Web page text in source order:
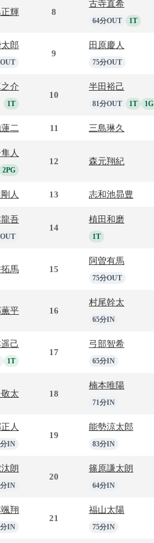
輝 8
古寺直希
64分OUT 1T
郎
9
田原慶人
75分OUT
介
1T
10
半田裕己
81分OUT 1T 1G
二 11 三島琳久
人
2PG
12 森元翔紀
人 13 志和池昴豊
吾
14
植田和磨
1T
馬 15
阿曽有馬
75分OUT
平 16
村尾幹太
65分IN
己
1T
17
弓部智希
65分IN
太 18
楠本唯陽
71分IN
人
IN
19
能勢涼太郎
83分IN
朗
IN
20
篠原謙太朗
64分IN
翔
IN
21
福山太陽
75分IN